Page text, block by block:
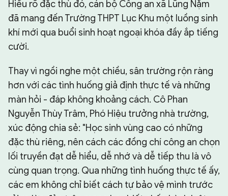
Hiểu rõ đặc thù đó, cán bộ Công an xã Lũng Nặm
đã mang đến Trường THPT Lục Khu một luồng sinh
khí mới qua buổi sinh hoạt ngoại khóa đầy ắp tiếng
cười.
Thay vì ngồi nghe một chiều, sân trường rộn ràng
hơn với các tình huống giả định thực tế và những
màn hỏi - đáp không khoảng cách. Cô Phan
Nguyễn Thùy Trâm, Phó Hiệu trưởng nhà trường,
xúc động chia sẻ: "Học sinh vùng cao có những
đặc thù riêng, nên cách các đồng chí công an chọn
lối truyền đạt dễ hiểu, dễ nhớ và dễ tiếp thu là vô
cùng quan trọng. Qua những tình huống thực tế ấy,
các em không chỉ biết cách tự bảo vệ mình trước